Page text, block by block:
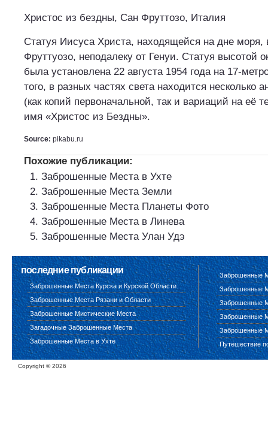
Христос из бездны, Сан Фруттозо, Италия
Статуя Иисуса Христа, находящейся на дне моря,
Фруттуозо, неподалеку от Генуи. Статуя высотой
была установлена 22 августа 1954 года на 17-
того, в разных частях света находится несколько
(как копий первоначальной, так и вариаций на её
имя «Христос из Бездны».
Source: pikabu.ru
Похожие публикации:
Заброшенные Места в Ухте
Заброшенные Места Земли
Заброшенные Места Планеты Фото
Заброшенные Места в Линева
Заброшенные Места Улан Удэ
последние публикации
Заброшенные Места Курска и Курской Области
Заброшенные Места Рязани и Области
Заброшенные Мистические Места
Загадочные Заброшенные Места
Заброшенные Места в Ухте
Заброшенные
Заброшенные
Заброшенные
Заброшенные
Заброшенные
Путешествие
Copyright ©2026